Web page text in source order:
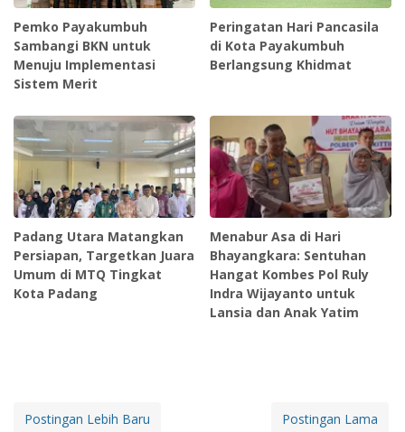
Pemko Payakumbuh
Sambangi BKN untuk
Menuju Implementasi
Sistem Merit
Peringatan Hari Pancasila
di Kota Payakumbuh
Berlangsung Khidmat
Padang Utara Matangkan
Persiapan, Targetkan Juara
Umum di MTQ Tingkat
Kota Padang
Menabur Asa di Hari
Bhayangkara: Sentuhan
Hangat Kombes Pol Ruly
Indra Wijayanto untuk
Lansia dan Anak Yatim
Postingan Lebih Baru Postingan Lama